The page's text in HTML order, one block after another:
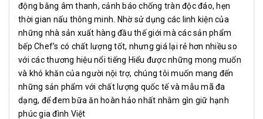
động bằng âm thanh, cảnh báo chống tràn độc đáo, hẹn
thời gian nấu thông minh. Nhờ sử dụng các linh kiện của
những nhà sản xuất hàng đầu thế giới mà các sản phẩm
bếp Chef’s có chất lượng tốt, nhưng giá lại rẻ hơn nhiều so
với các thương hiệu nổi tiếng Hiểu được những mong muốn
và khó khăn của người nội trợ, chúng tôi muốn mang đến
những sản phẩm với chất lượng quốc tế và mẫu mã đa
dạng, để đem bữa ăn hoàn hảo nhất nhằm gìn giữ hạnh
phúc gia đình Việt